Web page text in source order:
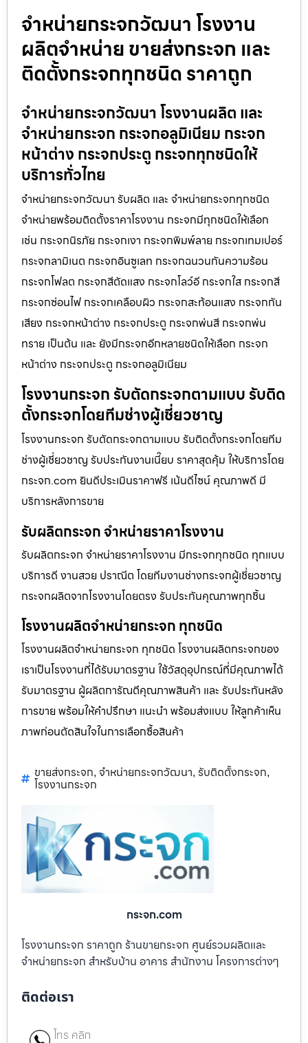
จำหน่ายกระจกวัฒนา โรงงาน
ผลิตจำหน่าย ขายส่งกระจก และ
ติดตั้งกระจกทุกชนิด ราคาถูก
จำหน่ายกระจกวัฒนา โรงงานผลิต และ
จำหน่ายกระจก กระจกอลูมิเนียม กระจก
หน้าต่าง กระจกประตู กระจกทุกชนิดให้
บริการทั่วไทย
จำหน่ายกระจกวัฒนา รับผลิต และ จำหน่ายกระจกทุกชนิด
จำหน่ายพร้อมติดตั้งราคาโรงงาน กระจกมีทุกชนิดให้เลือก
เช่น กระจกนิรภัย กระจกเงา กระจกพิมพ์ลาย กระจกเทมเปอร์
กระจกลามิเนต กระจกอินซูเลท กระจกฉนวนกันความร้อน
กระจกโฟลต กระจกสีตัดแสง กระจกโลว์อี กระจกใส กระจกสี
กระจกซ่อนไฟ กระจกเคลือบผิว กระจกสะท้อนแสง กระจกกัน
เสียง กระจกหน้าต่าง กระจกประตู กระจกพ่นสี กระจกพ่น
ทราย เป็นต้น และ ยังมีกระจกอีกหลายชนิดให้เลือก กระจก
หน้าต่าง กระจกประตู กระจกอลูมิเนียม
โรงงานกระจก รับตัดกระจกตามแบบ รับติด
ตั้งกระจกโดยทีมช่างผู้เชี่ยวชาญ
โรงงานกระจก รับตัดกระจกตามแบบ รับติดตั้งกระจกโดยทีม
ช่างผู้เชี่ยวชาญ รับประกันงานเนี๊ยบ ราคาสุดคุ้ม ให้บริการโดย
กระจก.com ยินดีประเมินราคาฟรี เน้นดีไซน์ คุณภาพดี มี
บริการหลังการขาย
รับผลิตกระจก จำหน่ายราคาโรงงาน
รับผลิตกระจก จำหน่ายราคาโรงงาน มีกระจกทุกชนิด ทุกแบบ
บริการดี งานสวย ปราณีต โดยทีมงานช่างกระจกผู้เชี่ยวชาญ
กระจกผลิตจากโรงงานโดยตรง รับประกันคุณภาพทุกชิ้น
โรงงานผลิตจำหน่ายกระจก ทุกชนิด
โรงงานผลิตจำหน่ายกระจก ทุกชนิด โรงงานผลิตกระจกของ
เราเป็นโรงงานที่ได้รับมาตรฐาน ใช้วัสดุอุปกรณ์ที่มีคุณภาพได้
รับมาตรฐาน ผู้ผลิตการัณตีคุณภาพสินค้า และ รับประกันหลัง
การขาย พร้อมให้คำปรึกษา แนะนำ พร้อมส่งแบบ ให้ลูกค้าเห็น
ภาพก่อนตัดสินใจในการเลือกซื้อสินค้า
ขายส่งกระจก, จำหน่ายกระจกวัฒนา, รับติดตั้งกระจก,
โรงงานกระจก
กระจก.com
โรงงานกระจก ราคาถูก ร้านขายกระจก ศูนย์รวมผลิตและ
จำหน่ายกระจก สำหรับบ้าน อาคาร สำนักงาน โครงการต่างๆ
ติดต่อเรา
โทร คลิก